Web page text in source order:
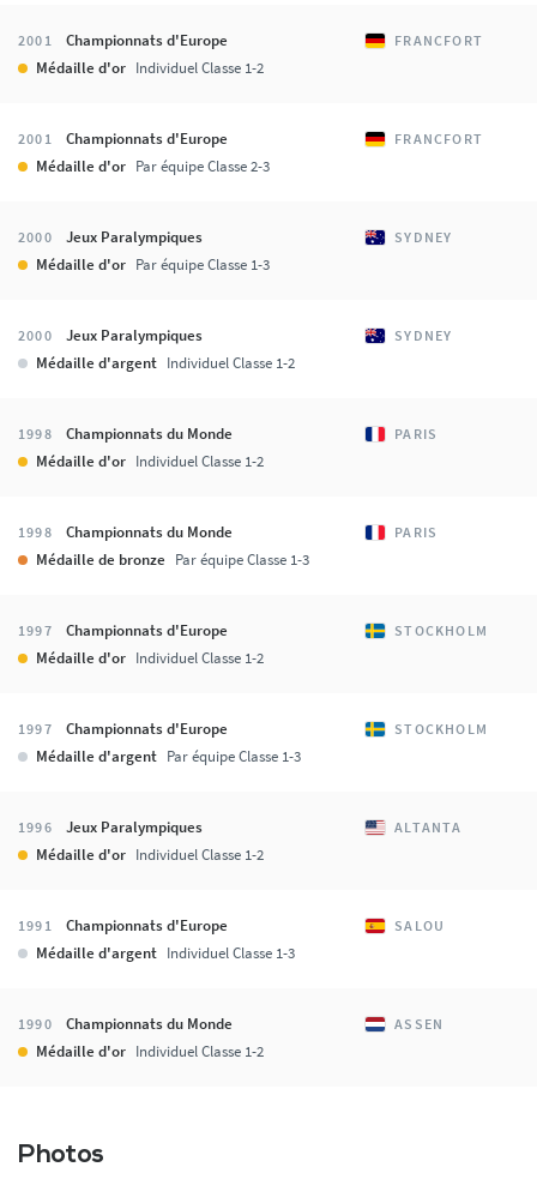
2001 Championnats d'Europe FRANCFORT
Médaille d'or Individuel Classe 1-2
2001 Championnats d'Europe FRANCFORT
Médaille d'or Par équipe Classe 2-3
2000 Jeux Paralympiques SYDNEY
Médaille d'or Par équipe Classe 1-3
2000 Jeux Paralympiques SYDNEY
Médaille d'argent Individuel Classe 1-2
1998 Championnats du Monde PARIS
Médaille d'or Individuel Classe 1-2
1998 Championnats du Monde PARIS
Médaille de bronze Par équipe Classe 1-3
1997 Championnats d'Europe STOCKHOLM
Médaille d'or Individuel Classe 1-2
1997 Championnats d'Europe STOCKHOLM
Médaille d'argent Par équipe Classe 1-3
1996 Jeux Paralympiques ALTANTA
Médaille d'or Individuel Classe 1-2
1991 Championnats d'Europe SALOU
Médaille d'argent Individuel Classe 1-3
1990 Championnats du Monde ASSEN
Médaille d'or Individuel Classe 1-2
Photos